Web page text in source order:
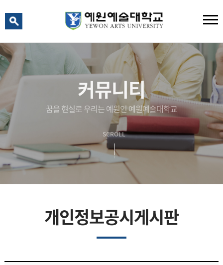
커뮤니티
꿈을 현실로 우리는 예원인 예원예술대학교
SCROLL
개인정보공시게시판